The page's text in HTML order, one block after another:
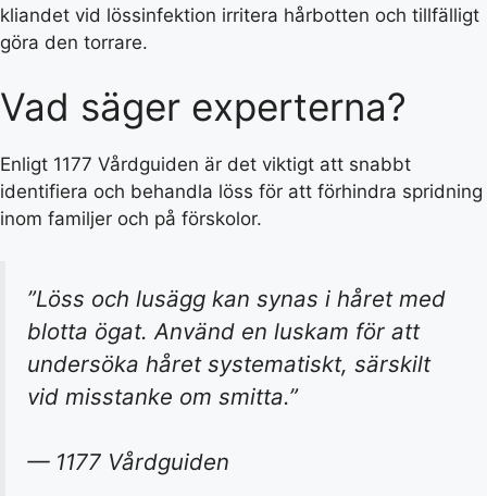
kliandet vid lössinfektion irritera hårbotten och tillfälligt
göra den torrare.
Vad säger experterna?
Enligt 1177 Vårdguiden är det viktigt att snabbt
identifiera och behandla löss för att förhindra spridning
inom familjer och på förskolor.
”Löss och lusägg kan synas i håret med
blotta ögat. Använd en luskam för att
undersöka håret systematiskt, särskilt
vid misstanke om smitta.”
— 1177 Vårdguiden